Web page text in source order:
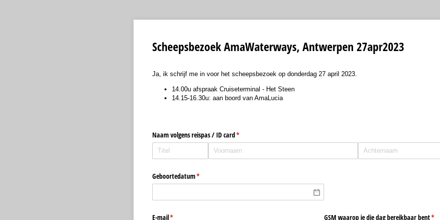
Scheepsbezoek AmaWaterways, Antwerpen 27apr2023
Ja, ik schrijf me in voor het scheepsbezoek op donderdag 27 april 2023.
14.00u afspraak Cruiseterminal - Het Steen
14.15-16.30u: aan boord van AmaLucia
Naam volgens reispas /​ ID card*
(is vereist)
Geboortedatum*
(is vereist)
E-mail*
(is vereist) GSM waarop je die dag bereikbaar bent*
(is